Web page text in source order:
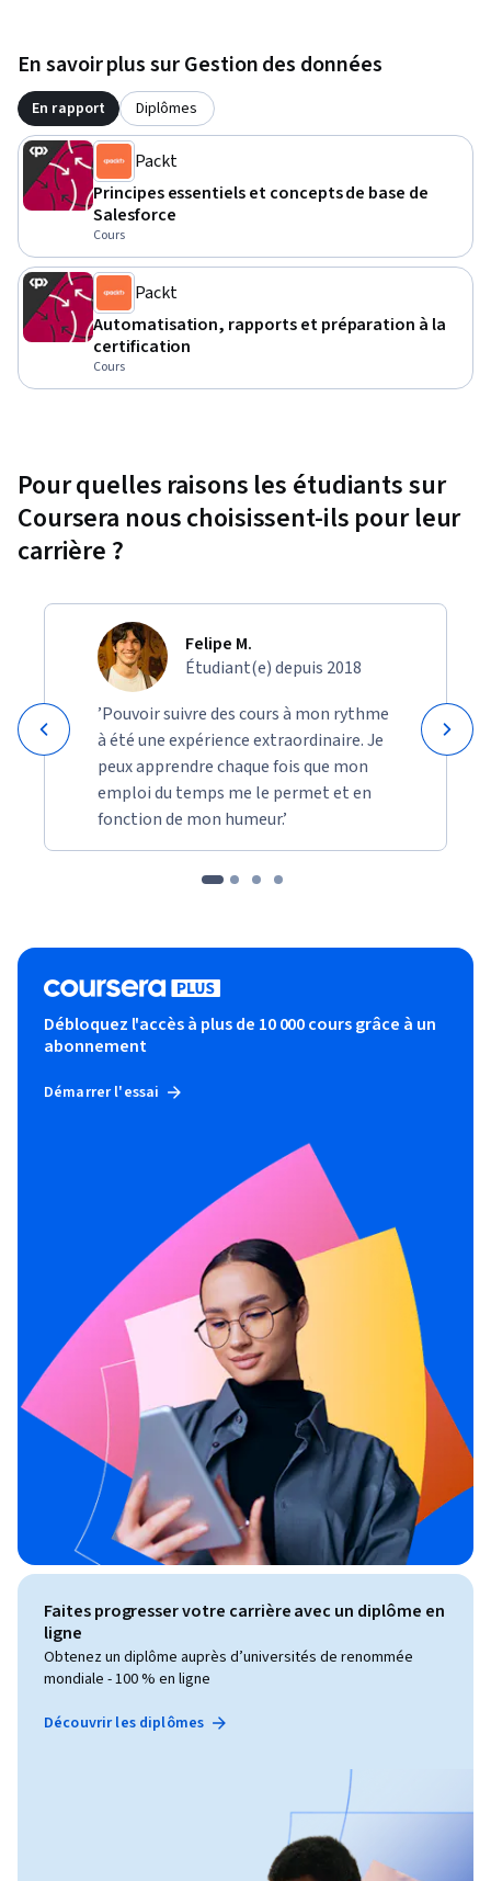
En savoir plus sur Gestion des données
En rapport Diplômes
Packt
Principes essentiels et concepts de base de
Salesforce
Cours
Packt
Automatisation, rapports et préparation à la
certification
Cours
Pour quelles raisons les étudiants sur
Coursera nous choisissent-ils pour leur
carrière ?
Felipe M.
Étudiant(e) depuis 2018
’Pouvoir suivre des cours à mon rythme
à été une expérience extraordinaire. Je
peux apprendre chaque fois que mon
emploi du temps me le permet et en
fonction de mon humeur.’
Débloquez l'accès à plus de 10 000 cours grâce à un
abonnement
Démarrer l'essai
Faites progresser votre carrière avec un diplôme en
ligne
Obtenez un diplôme auprès d’universités de renommée
mondiale - 100 % en ligne
Découvrir les diplômes